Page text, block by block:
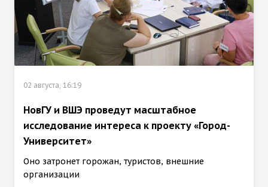
02 августа, 16:19
НовГУ и ВШЭ проведут масштабное
исследование интереса к проекту «Город-
Университет»
Оно затронет горожан, туристов, внешние
организации